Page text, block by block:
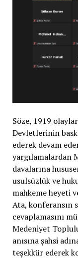
Söze, 1919
Devletlerinin
ederek devam
yargılamalardan
davalarına
usulsüzlük ve
mahkeme heyeti
Ata, konferansın
cevaplamasını
Medeniyet
anısına şahsi
teşekkür ederek